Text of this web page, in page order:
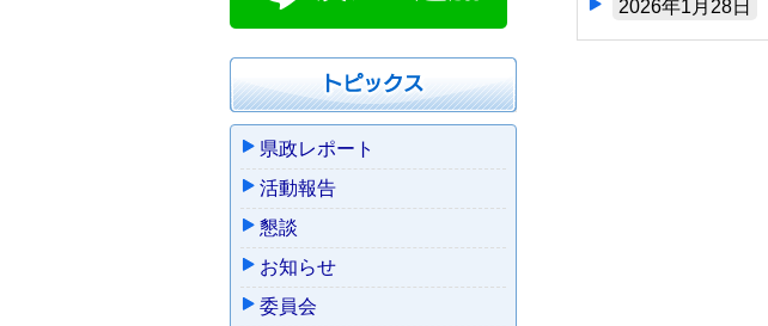
2026年1月28日
県政レポート
活動報告
懇談
お知らせ
委員会